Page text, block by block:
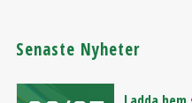
Senaste Nyheter